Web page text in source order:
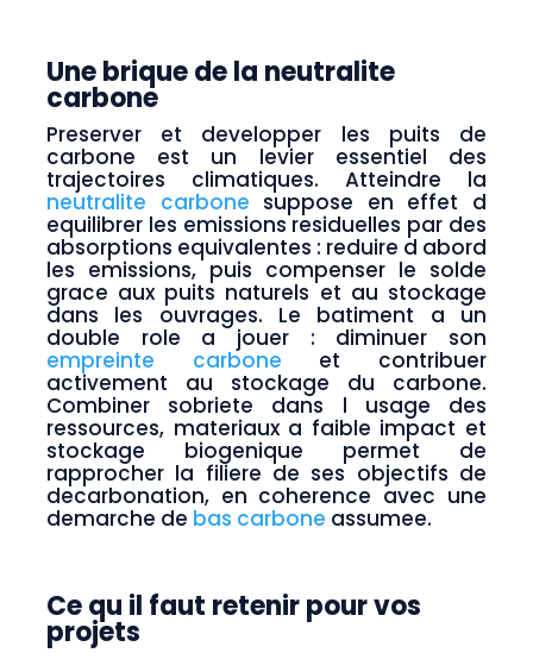
Une brique de la neutralite
carbone
Preserver et developper les puits de
carbone est un levier essentiel des
trajectoires climatiques. Atteindre la
neutralite carbone suppose en effet d
equilibrer les emissions residuelles par des
absorptions equivalentes : reduire d abord
les emissions, puis compenser le solde
grace aux puits naturels et au stockage
dans les ouvrages. Le batiment a un
double role a jouer : diminuer son
empreinte carbone et contribuer
activement au stockage du carbone.
Combiner sobriete dans l usage des
ressources, materiaux a faible impact et
stockage biogenique permet de
rapprocher la filiere de ses objectifs de
decarbonation, en coherence avec une
demarche de bas carbone assumee.
Ce qu il faut retenir pour vos
projets